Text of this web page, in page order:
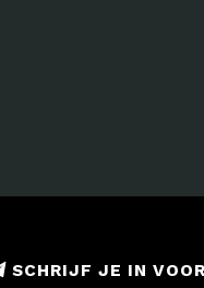
SCHRIJF JE IN